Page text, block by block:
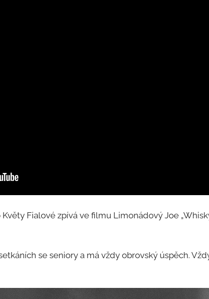
Fialové zpívá ve filmu Limonádový Joe
se seniory a má vždy obrovský úspěch.